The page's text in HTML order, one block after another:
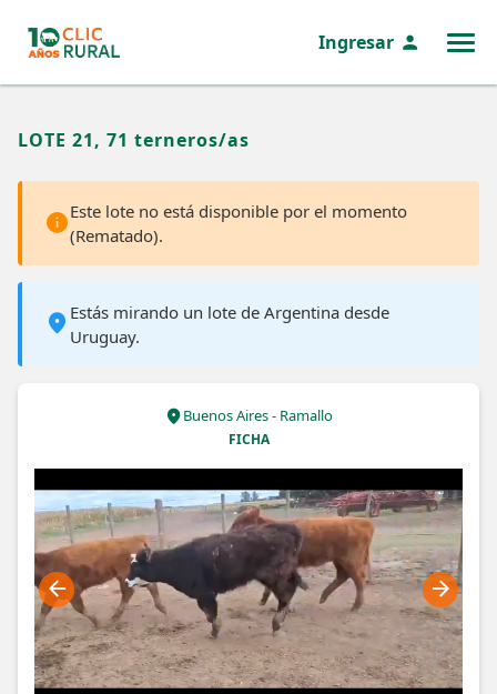
Ingresar
LOTE 21, 71 terneros/as
Este lote no está disponible por el momento
(Rematado).
Estás mirando un lote de Argentina desde
Uruguay.
FICHA
Buenos Aires - Ramallo